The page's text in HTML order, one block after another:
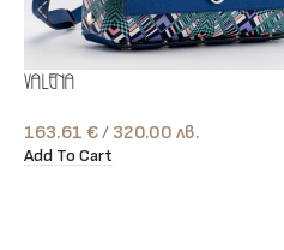
Valena
163.61€ лв.
Add To Cart